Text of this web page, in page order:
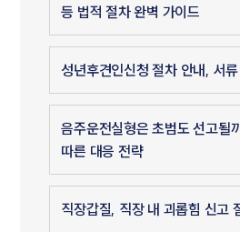
등 법적 절차 완벽 가이드
성년후견인신청 절차 안내, 서
음주운전실형은 초범도 선고될
따른 대응 전략
직장갑질, 직장 내 괴롭힘 신고